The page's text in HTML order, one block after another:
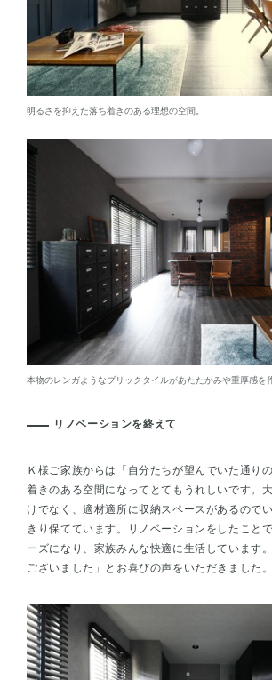
明るさを抑えた落ち着きのある理想の空間。
本物のレンガようなブリックタイルがあたたかみや重厚感を
リノベーションを終えて
Ｋ様ご家族からは「自分たちが望んでいた通り
着きのある空間になってとてもうれしいです。
けでなく、適材適所に収納スペースがあるので
きり保てています。リノベーションをしたこと
ーズになり、家族みんな快適に生活しています
ございました」とお喜びの声をいただきました。